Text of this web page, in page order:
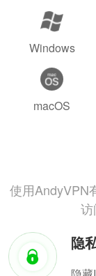
Windows
macOS
使用AndyVPN
隐